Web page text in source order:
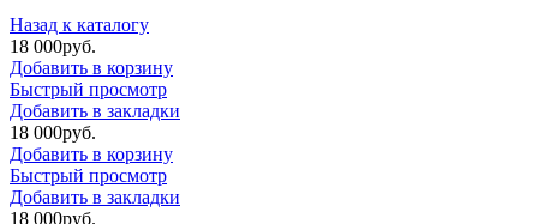
Назад к каталогу
18 000руб.
Добавить в корзину
Быстрый просмотр
Добавить в закладки
18 000руб.
Добавить в корзину
Быстрый просмотр
Добавить в закладки
18 000руб.